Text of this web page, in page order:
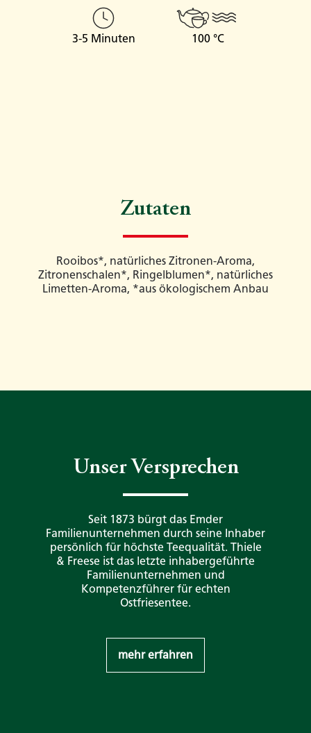
3-5 Minuten 100 °C
Zutaten
Rooibos*, natürliches Zitronen-Aroma,
Zitronenschalen*, Ringelblumen*, natürliches
Limetten-Aroma, *aus ökologischem Anbau
Unser Versprechen
Seit 1873 bürgt das Emder
Familienunternehmen durch seine Inhaber
persönlich für höchste Teequalität. Thiele
& Freese ist das letzte inhabergeführte
Familienunternehmen und
Kompetenzführer für echten
Ostfriesentee.
mehr erfahren